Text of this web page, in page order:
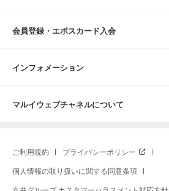
会員登録・エポスカード入会
インフォメーション
マルイウェブチャネルについて
ご利用規約 プライバシーポリシー
個人情報の取り扱いに関する同意条項